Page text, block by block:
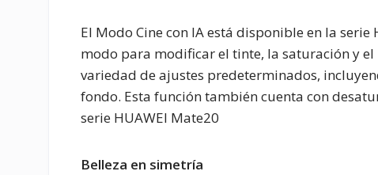
El Modo Cine con IA está disponible en la
modo para modificar el tinte, la saturación y
variedad de ajustes predeterminados,
fondo. Esta función también cuenta con
serie HUAWEI Mate20
Belleza en simetría